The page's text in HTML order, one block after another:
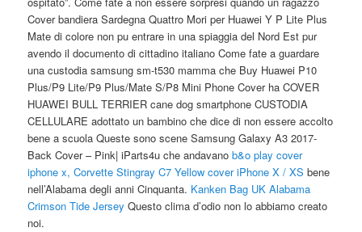
Cover bandiera Sardegna Quattro Mori per Huawei Y P Lite Plus
Mate di colore non pu entrare in una spiaggia del Nord Est pur
avendo il documento di cittadino italiano Come fate a guardare
una custodia samsung sm-t530 mamma che Buy Huawei P10
Plus/P9 Lite/P9 Plus/Mate S/P8 Mini Phone Cover ha COVER
HUAWEI BULL TERRIER cane dog smartphone CUSTODIA
CELLULARE adottato un bambino che dice di non essere accolto
bene a scuola Queste sono scene Samsung Galaxy A3 2017-
Back Cover – Pink| iParts4u che andavanob&o play cover
iphone x, Corvette Stingray C7 Yellow cover iPhone X / XS bene
nell’Alabama degli anni Cinquanta. Kanken Bag UK Alabama
Crimson Tide Jersey Questo clima d’odio non lo abbiamo creato
noi.